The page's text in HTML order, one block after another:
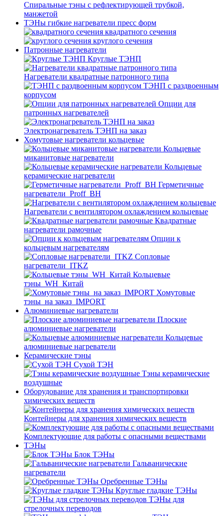
Спиральные тэны с рефлектирующей трубкой,
манжетой
ТЭНы гибкие нагреватели пресс форм
квадратного сечения
круглого сечения
Патронные нагреватели
Круглые ТЭНП
Нагреватели квадратные патронного типа
ТЭНП с раздвоенным
корпусом
Опции для
патронных нагревателей
Электронагреватель ТЭНП на заказ
Хомутовые нагреватели кольцевые
Кольцевые
миканитовые нагреватели
Кольцевые
керамические нагреватели
Герметичные
нагреватели_Proff_BH
Нагреватели с вентилятором охлаждением кольцевые
Квадратные
нагреватели рамочные
Опции к
кольцевым нагревателям
Cопловые
нагреватели_ITKZ
Кольцевые
тэны_WH_Китай
Хомутовые
тэны_на заказ_IMPORT
Алюминиевые нагреватели
Плоские
алюминиевые нагреватели
Кольцевые
алюминиевые нагреватели
Керамические тэны
Сухой ТЭН
Тэны керамические
воздушные
Оборудование для хранения и транспортировки
химических веществ
Контейнеры для хранения химических веществ
Комплектующие для работы с опасными веществами
ТЭНы
Блок ТЭНы
Гальванические
нагреватели
Оребренные ТЭНы
Круглые гладкие ТЭНы
ТЭНы для
стрелочных переводов